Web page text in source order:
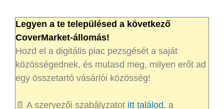
Legyen a te településed a következő
CoverMarket-állomás!
Hozd el a digitális piac pezsgését a saját
közösségednek, és mutasd meg, milyen erőt ad
egy összetartó vásárlói közösség!
📄 A szervezői szabályzatot itt találod, a